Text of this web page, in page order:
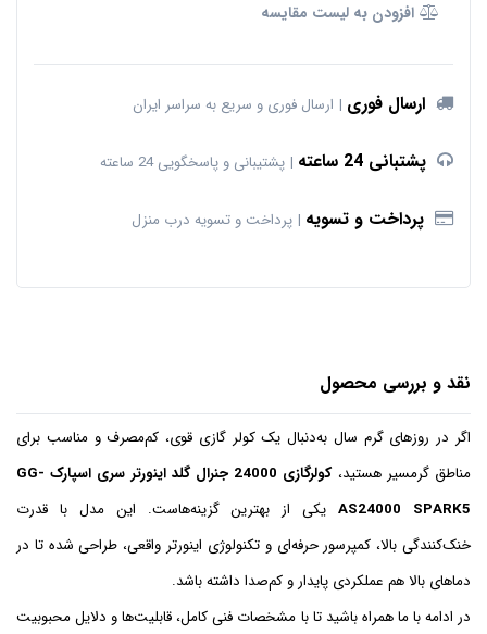
افزودن به لیست مقایسه
ارسال فوری ارسال فوری و سریع به سراسر ایران
پشتبانی 24 ساعته پشتیبانی و پاسخگویی 24 ساعته
پرداخت و تسویه پرداخت و تسویه درب منزل
نقد و بررسی محصول
اگر در روزهای گرم سال به‌دنبال یک کولر گازی قوی، کم‌مصرف و مناسب برای
مناطق گرمسیر هستید،
کولرگازی 24000 جنرال گلد اینورتر سری اسپارک GG-
AS24000 SPARK5یکی از بهترین گزینه‌هاست. این مدل با قدرت
خنک‌کنندگی بالا، کمپرسور حرفه‌ای و تکنولوژی اینورتر واقعی، طراحی شده تا در
دماهای بالا هم عملکردی پایدار و کم‌صدا داشته باشد.
در ادامه با ما همراه باشید تا با مشخصات فنی کامل، قابلیت‌ها و دلایل محبوبیت